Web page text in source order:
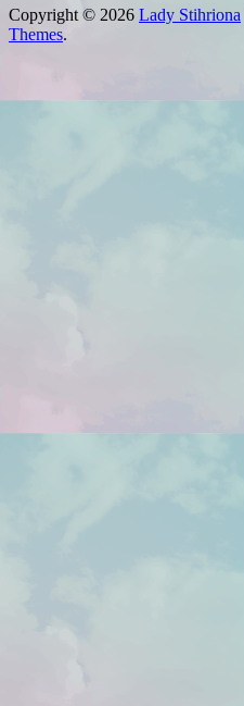
Copyright © 2026 Lady Stihriona
Themes.